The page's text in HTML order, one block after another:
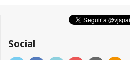
Social